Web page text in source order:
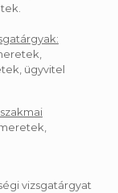
ügyvitel
vizsgatárgyat